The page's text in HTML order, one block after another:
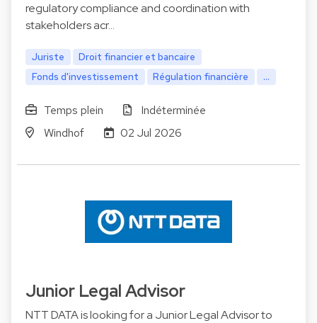
regulatory compliance and coordination with
stakeholders acr…
Juriste
Droit financier et bancaire
Fonds d'investissement
Régulation financière ...
Temps plein
Indéterminée
Windhof
02 Jul 2026
Junior Legal Advisor
NTT DATA is looking for a Junior Legal Advisor to